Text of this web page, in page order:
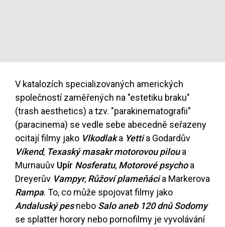
V katalozích specializovaných amerických
společností zaměřených na "estetiku braku"
(trash aesthetics) a tzv. "parakinematografii"
(paracinema) se vedle sebe abecedně seřazeny
ocitají filmy jako Vlkodlaka Yettia Godardův
Víkend, Texaský masakr motorovou piloua
Murnauův Upír Nosferatu, Motorové psychoa
Dreyerův Vampyr, Růžoví plameňácia Markerova
Rampa. To, co může spojovat filmy jako
Andaluský pesnebo Salo aneb 120 dnů Sodomy
se splatter horory nebo pornofilmy je vyvolávání